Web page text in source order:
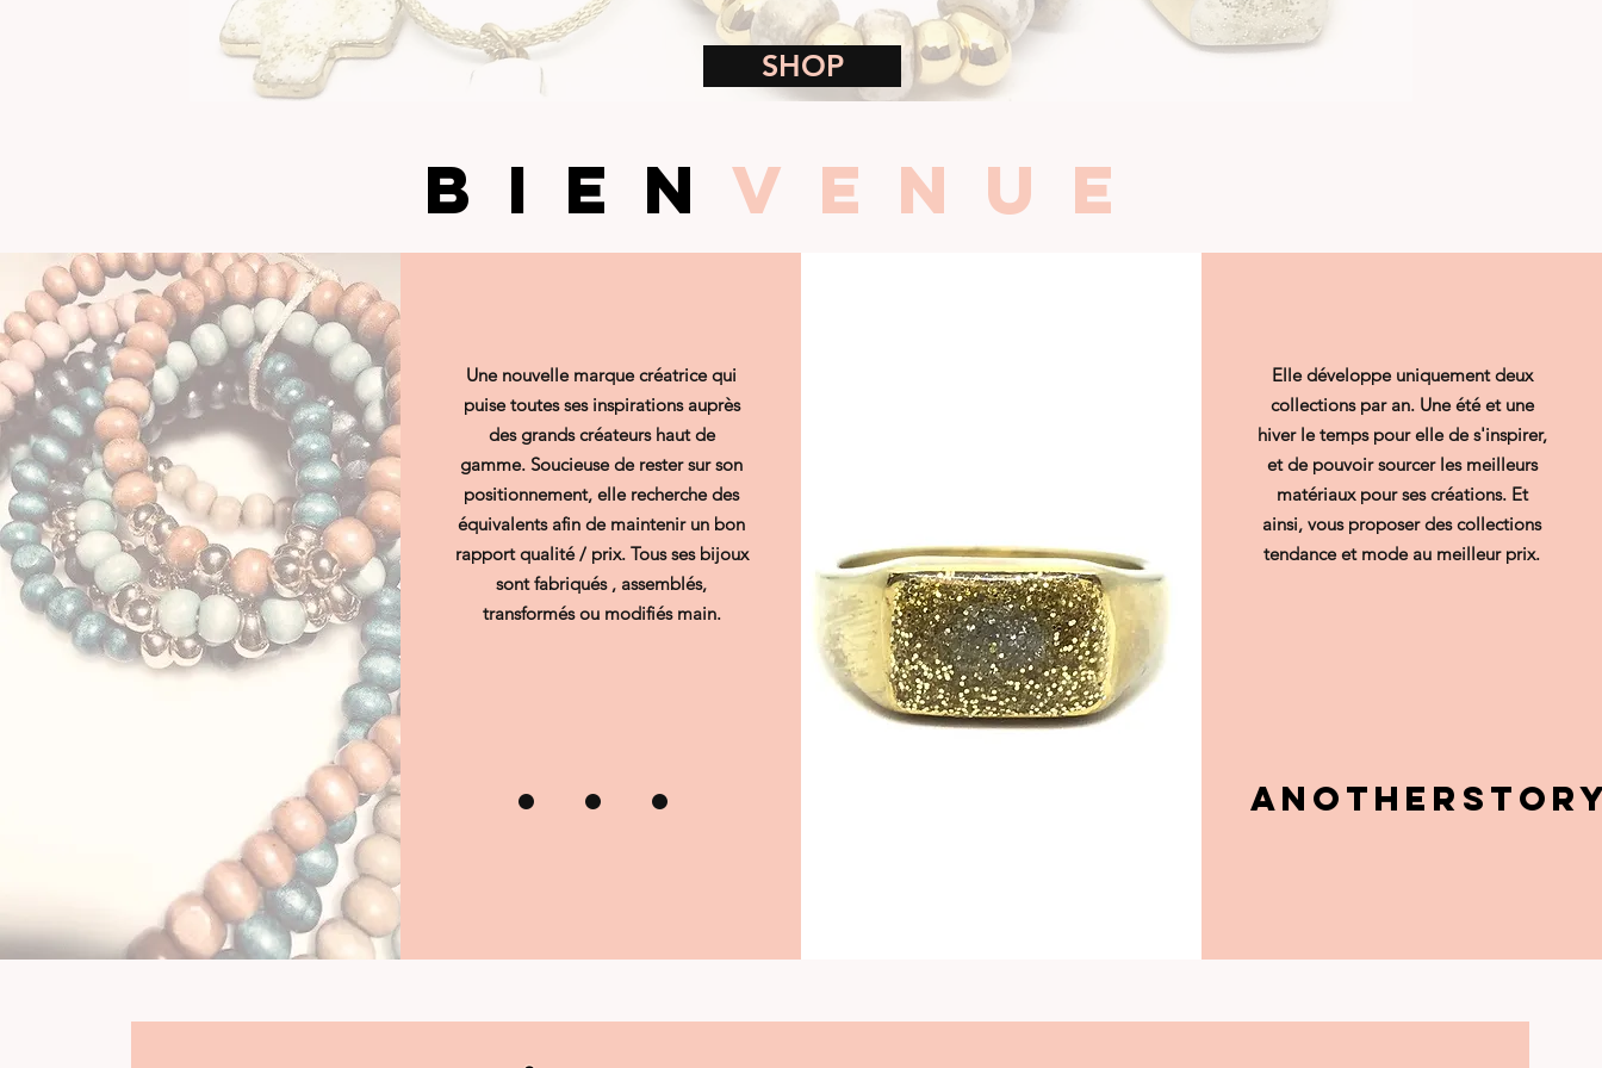
SHOP
BIEN VENUE
Une nouvelle marque créatrice qui
puise toutes ses inspirations auprès
des grands créateurs haut de
gamme. Soucieuse de rester sur son
positionnement, elle recherche des
équivalents afin de maintenir un bon
rapport qualité / prix. Tous ses bijoux
sont fabriqués , assemblés,
transformés ou modifiés main.
. . .
Elle développe uniquement deux
collections par an. Une été et une
hiver le temps pour elle de s'inspirer,
et de pouvoir sourcer les meilleurs
matériaux pour ses créations. Et
ainsi, vous proposer des collections
tendance et mode au meilleur prix.